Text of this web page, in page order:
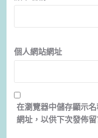
個人網站網址
在瀏覽器中儲存顯示
網址，以供下次發佈留